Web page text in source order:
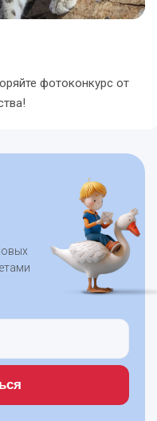
фотоконкурс от